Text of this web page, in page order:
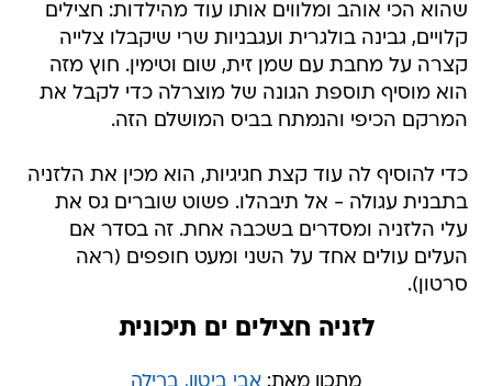
שהוא הכי אוהב ומלווים אותו עוד מהילדות: חצילים
קלויים, גבינה בולגרית ועגבניות שרי שיקבלו צלייה
קצרה על מחבת עם שמן זית, שום וטימין. חוץ מזה
הוא מוסיף תוספת הגונה של מוצרלה כדי לקבל את
המרקם הכיפי והנמתח בביס המושלם הזה.
כדי להוסיף לה עוד קצת חגיגיות, הוא מכין את הלזניה
בתבנית עגולה - אל תיבהלו. פשוט שוברים גס את
עלי הלזניה ומסדרים בשכבה אחת. זה בסדר אם
העלים עולים אחד על השני ומעט חופפים (ראה
סרטון).
לזניה חצילים ים תיכונית
מתכון מאת: אבי ביטון, ברילה